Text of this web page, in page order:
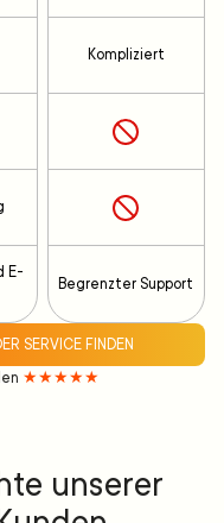
E-
Kompliziert
Begrenzter Support
SERVICE FINDEN
★★★★★
unserer